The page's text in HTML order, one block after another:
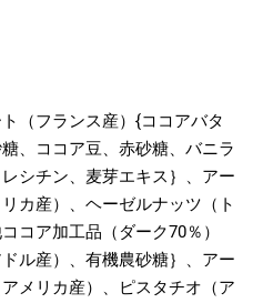
（フランス産）{ココアバタ
、ココア豆、赤砂糖、バニラ
シチン、麦芽エキス｝、アー
カ産）、ヘーゼルナッツ（ト
コア加工品（ダーク70％）
ドル産）、有機農砂糖｝、アー
メリカ産）、ピスタチオ（ア